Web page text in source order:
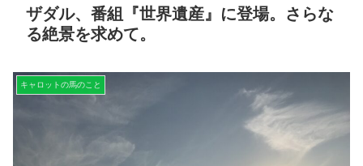
ザダル、番組『世界遺産』に登場。さらな
る絶景を求めて。
キャロットの馬のこと